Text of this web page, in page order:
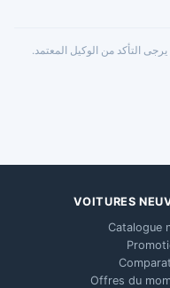
التأكد من الوكيل المعتمد.
VOITURES
Catalogue
Offres du